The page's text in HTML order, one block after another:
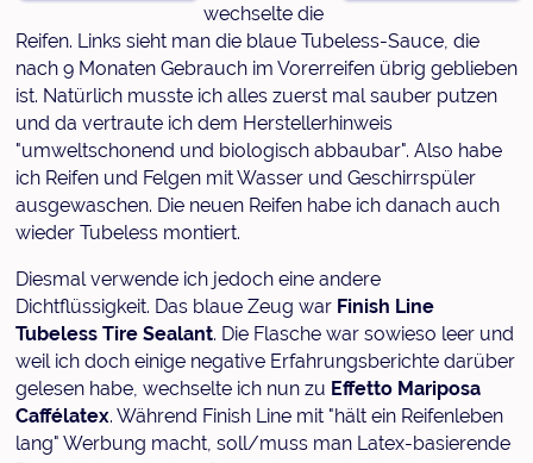
wechselte die
Reifen. Links sieht man die blaue Tubeless-Sauce, die
nach 9 Monaten Gebrauch im Vorerreifen übrig geblieben
ist. Natürlich musste ich alles zuerst mal sauber putzen
und da vertraute ich dem Herstellerhinweis
"umweltschonend und biologisch abbaubar". Also habe
ich Reifen und Felgen mit Wasser und Geschirrspüler
ausgewaschen. Die neuen Reifen habe ich danach auch
wieder Tubeless montiert.
Diesmal verwende ich jedoch eine andere
Dichtflüssigkeit. Das blaue Zeug war Finish Line
Tubeless Tire Sealant. Die Flasche war sowieso leer und
weil ich doch einige negative Erfahrungsberichte darüber
gelesen habe, wechselte ich nun zu Effetto Mariposa
Caffélatex. Während Finish Line mit "hält ein Reifenleben
lang" Werbung macht, soll/muss man Latex-basierende